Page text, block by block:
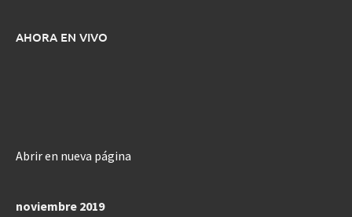
AHORA EN VIVO
Abrir en nueva página
noviembre 2019